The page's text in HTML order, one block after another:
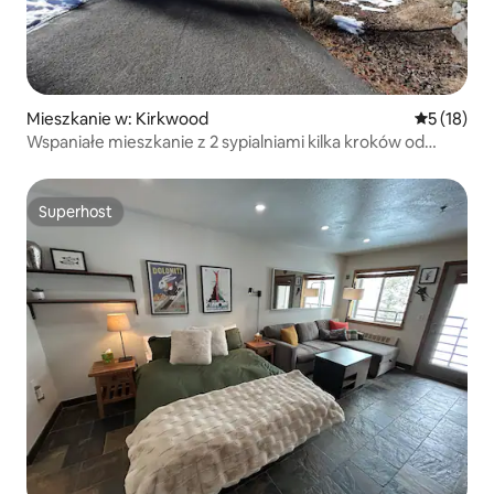
Mieszkanie w: Kirkwood Średnia
5 (18)
Wspaniałe mieszkanie z 2 sypialniami kilka kroków od
Superhost
Superhost